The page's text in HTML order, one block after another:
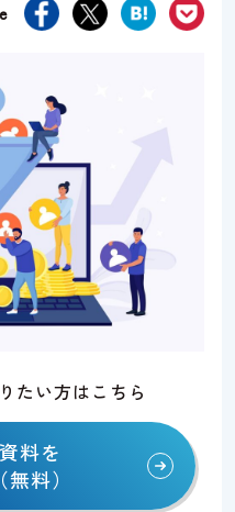
たい方はこちら
料を
料）